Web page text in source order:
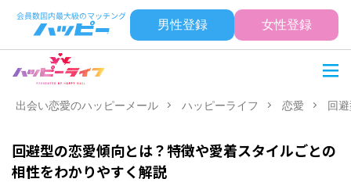
男性登録 女性登録
出会い恋愛のハッピーメール ハッピーライフ 恋愛 回
回避型の恋愛傾向とは？特徴や愛着スタイルごとの
相性をわかりやすく解説